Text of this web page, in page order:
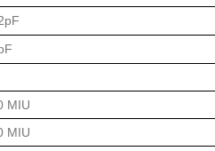
MIU
MIU